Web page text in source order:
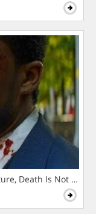
Death Is Not The